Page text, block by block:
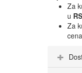
Za
u
Za